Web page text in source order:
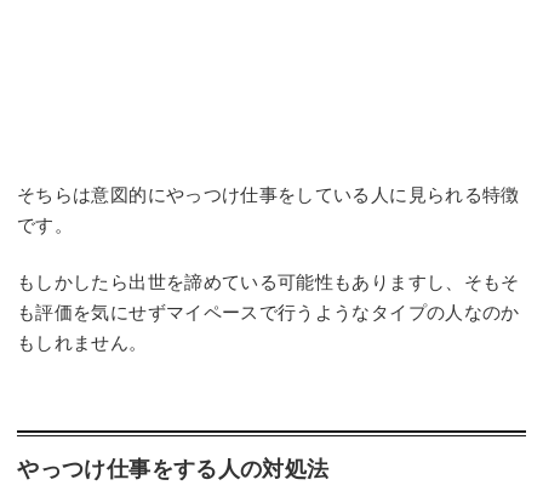
そちらは意図的にやっつけ仕事をしている人に見られる特徴
です。
もしかしたら出世を諦めている可能性もありますし、そもそ
も評価を気にせずマイペースで行うようなタイプの人なのか
もしれません。
️やっつけ仕事をする人の対処法